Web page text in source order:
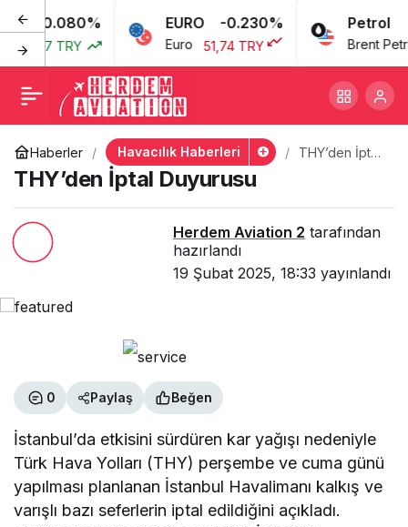
0.080%
43,77 TRY
EURO -0.230%
Euro 51,74 TRY
Petrol
Brent Petrol
Haberler Havacılık Haberleri
THY’den İptal
THY’den İptal Duyurusu
Herdem Aviation 2 tarafından
hazırlandı
19 Şubat 2025, 18:33 yayınlandı
0 Paylaş Beğen
İstanbul’da etkisini sürdüren kar yağışı nedeniyle
Türk Hava Yolları (THY) perşembe ve cuma günü
yapılması planlanan İstanbul Havalimanı kalkış ve
varışlı bazı seferlerin iptal edildiğini açıkladı.
THY’den İptal Duyurusu + - 0 Paylaş